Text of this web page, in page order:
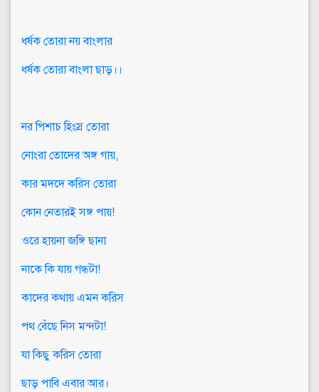
ধর্ষক তোরা নয় বাংলার
ধর্ষক তোরা বাংলা ছাড়।।
নর পিশাচ হিংস্র তোরা
নোংরা তোদের অঙ্গ গায়,
কার মদদে করিস তোরা
কোন নেতারই সঙ্গ পায়!
ওরে হায়না জঙ্গি ছানা
নাকে কি যায় গন্ধটা!
কাদের কথায় এমন করিস
পথ বেঁছে নিস মন্দটা!
যা কিছু করিস তোরা
ছাড় পাবি এবার আর।